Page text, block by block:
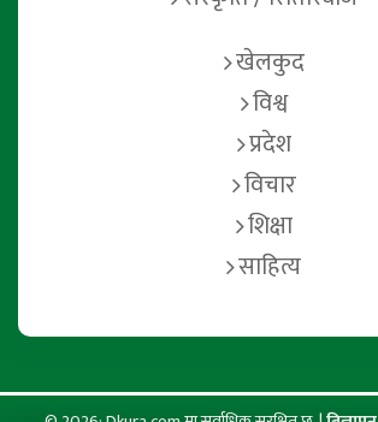
खेलकुद
विश्व
प्रदेश
विचार
शिक्षा
साहित्य